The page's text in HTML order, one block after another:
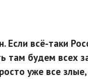
Если всё-таки
там будем всех
уже все